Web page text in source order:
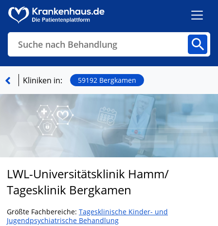
Suche nach Behandlung
Finden
Kliniken in: 59192 Bergkamen
LWL-Universitätsklinik Hamm/
Tagesklinik Bergkamen
Größte Fachbereiche: Tagesklinische Kinder- und
Jugendpsychiatrische Behandlung